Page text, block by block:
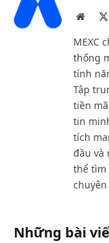
Website
MEXC
thống
tính
Tập
tiền
tin
tích
đầu và
thể tìm
Những bài